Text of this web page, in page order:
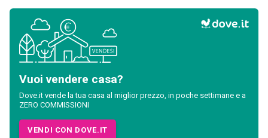
Vuoi vendere casa?
Dove.it vende la tua casa al miglior prezzo, in poche settimane e a
ZERO COMMISSIONI
VENDI CON DOVE.IT